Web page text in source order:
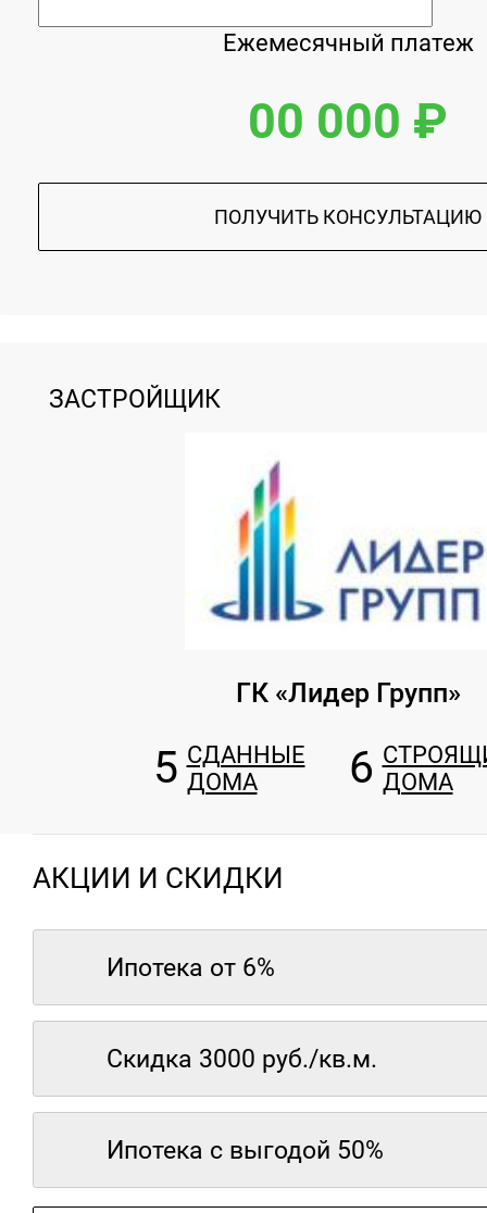
Ежемесячный платеж
00 000 ₽
ПОЛУЧИТЬ КОНСУЛЬТАЦИЮ
ЗАСТРОЙЩИК
ГК «Лидер Групп»
5 СДАННЫЕ
ДОМА
6 ДОМА
АКЦИИ И СКИДКИ
Ипотека от 6%
Скидка 3000 руб./кв.м.
Ипотека с выгодой 50%